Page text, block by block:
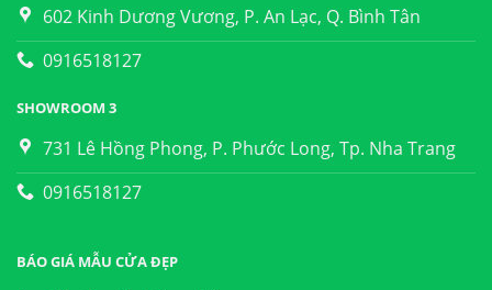
602 Kinh Dương Vương, P. An Lạc, Q. Bình Tân
0916518127
SHOWROOM 3
731 Lê Hồng Phong, P. Phước Long, Tp. Nha Trang
0916518127
BÁO GIÁ MẪU CỬA ĐẸP